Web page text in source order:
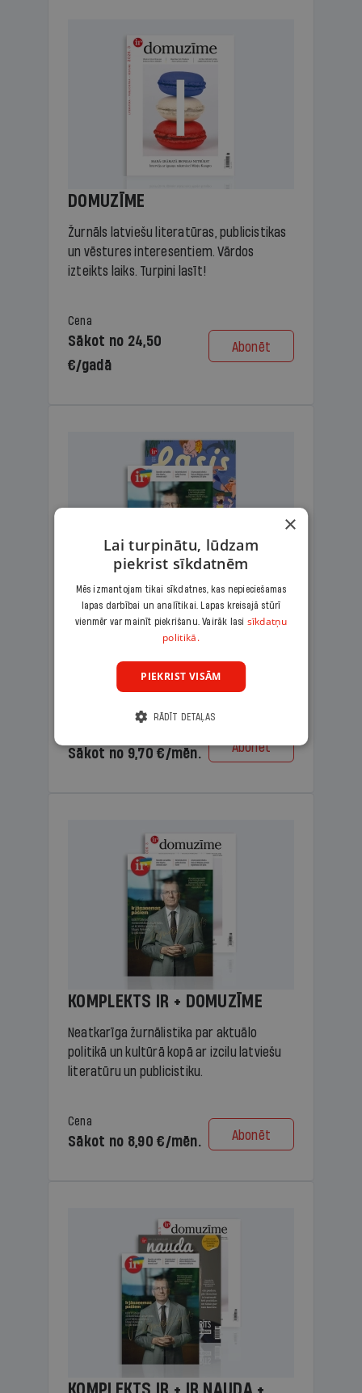
DOMUZĪME
Žurnāls latviešu literatūras, publicistikas
un vēstures interesentiem. Vārdos
izteikts laiks. Turpini lasīt!
Cena
Sākot no 24,50
€/gadā
Abonēt
KOMPLEKTS IR + LASIS
Ģimenes komplekts – aizraujošs
lasāmžurnāls bērniem un analītiska
lasāmviela vecākiem.
Sākot no 9,70 €/mēn. Abonēt
KOMPLEKTS IR + DOMUZĪME
Neatkarīga žurnālistika par aktuālo
politikā un kultūrā kopā ar izcilu latviešu
literatūru un publicistiku.
Cena
Sākot no 8,90 €/mēn. Abonēt
×
Lai turpinātu, lūdzam
piekrist sīkdatnēm
Mēs izmantojam tikai sīkdatnes, kas nepieciešamas
lapas darbībai un analītikai. Lapas kreisajā stūrī
vienmēr var mainīt piekrišanu. Vairāk lasi sīkdatņu
politikā.
PIEKRIST VISĀM
RĀDĪT DETAĻAS